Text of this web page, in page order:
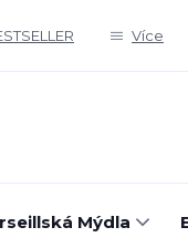
Více
Mýdla